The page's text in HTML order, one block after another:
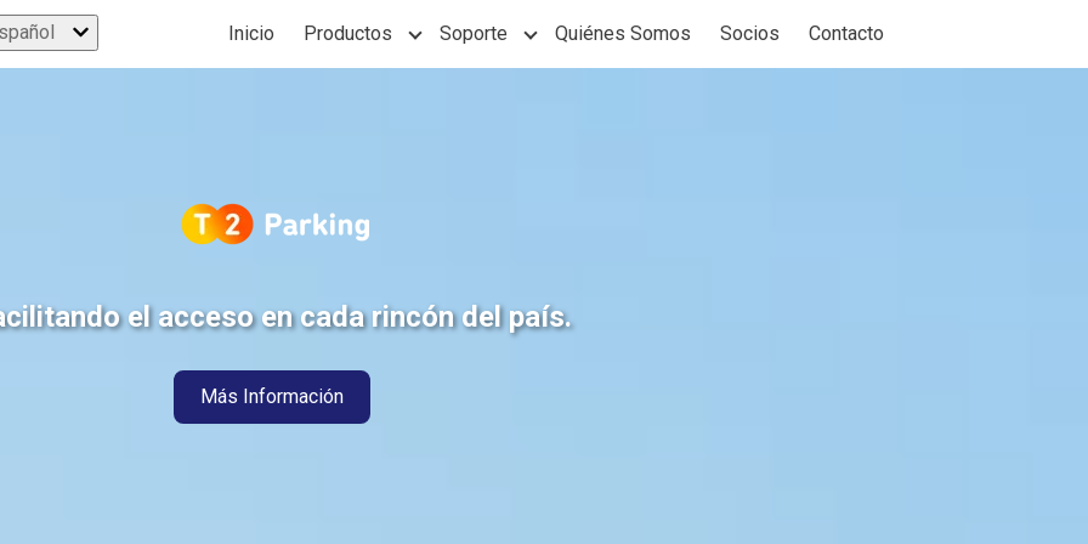
Inicio Productos
Show submenu for Productos
Soporte
Show submenu for Soporte
Quiénes Somos Socios Contacto
el acceso en cada rincón del país.
Más Información